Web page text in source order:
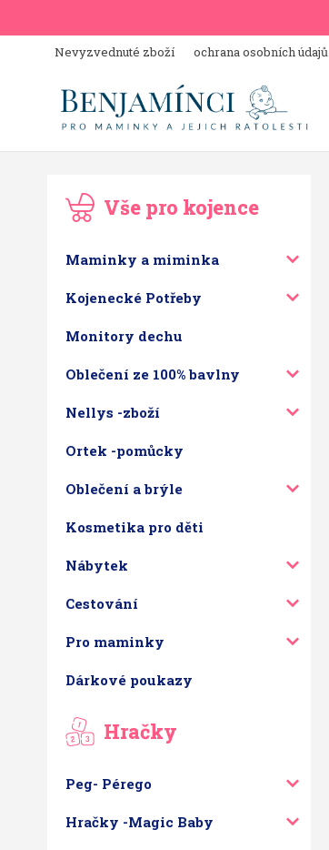
Nevyzvednuté zboží ochrana osobních údajů
Vše pro kojence
Maminky a miminka
Kojenecké Potřeby
Monitory dechu
Oblečení ze 100% bavlny
Nellys -zboží
Ortek -pomůcky
Oblečení a brýle
Kosmetika pro děti
Nábytek
Cestování
Pro maminky
Dárkové poukazy
Hračky
Peg- Pérego
Hračky -Magic Baby